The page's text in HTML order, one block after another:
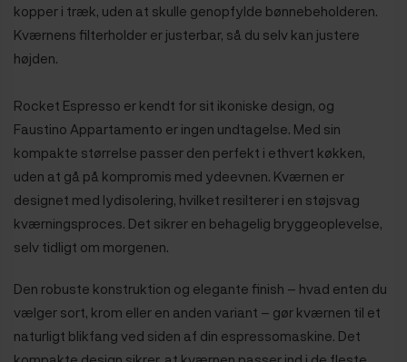
kopper i træk, uden at skulle genopfylde bønnebeholderen.
Kværnens filterholder er justerbar, så du selv kan justere
højden.
Rocket Espresso er kendt for sit ikoniske design, og
Faustino Appartamento er ingen undtagelse. Med sin
kompakte størrelse passer den perfekt i ethvert køkken,
uden at gå på kompromis med ydeevnen. Kværnen er
designet med lydisolering, hvilket resilterer i en støjsvag
kværningsproces. Det sikrer en behagelig bryggeoplevelse,
selv tidligt om morgenen.
Den robuste konstruktion og elegante finish – hvad enten du
vælger sort, krom eller en anden variant – gør kværnen til et
naturligt blikfang ved siden af din espressomaskine. Det